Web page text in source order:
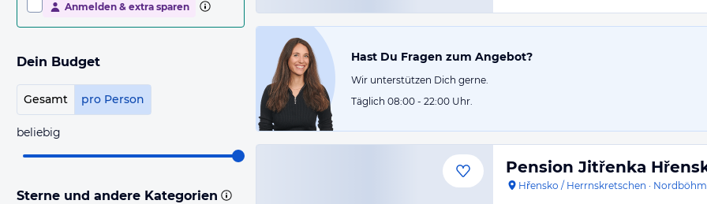
Anmelden & extra sparen
Dein Budget
Gesamt pro Person
beliebig
Sterne und andere Kategorien
Hast Du Fragen zum Angebot?
Wir unterstützen Dich gerne.
Täglich 08:00 - 22:00 Uhr.
Pension Jitřenka
Hřensko / Herrnskretschen ·